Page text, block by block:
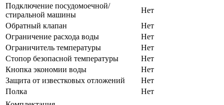
Подключение посудомоечной/
стиральной машины
Нет
Обратный клапан
Нет
Ограничение расхода воды
Нет
Ограничитель температуры
Нет
Стопор безопасной температуры
Нет
Кнопка экономии воды
Нет
Защита от известковых отложений
Нет
Полка
Нет